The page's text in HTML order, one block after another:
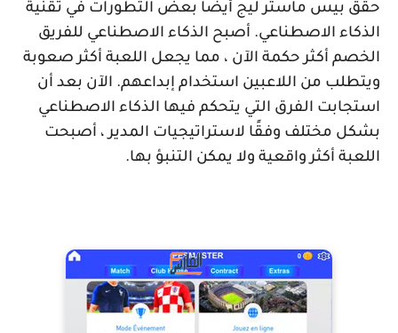
حقق بيس ماستر ليج أيضًا بعض التطورات في تقنية
الذكاء الاصطناعي. أصبح الذكاء الاصطناعي للفريق
الخصم أكثر حكمة الآن ، مما يجعل اللعبة أكثر صعوبة
ويتطلب من اللاعبين استخدام إبداعهم. الآن بعد أن
استجابت الفرق التي يتحكم فيها الذكاء الاصطناعي
بشكل مختلف وفقًا لاستراتيجيات المدير ، أصبحت
اللعبة أكثر واقعية ولا يمكن التنبؤ بها.